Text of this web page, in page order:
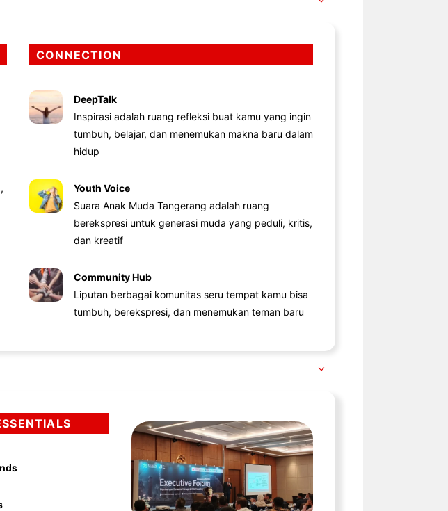
CONNECTION
DeepTalk
Inspirasi adalah ruang refleksi buat kamu yang ingin
tumbuh, belajar, dan menemukan makna baru dalam
hidup
Youth Voice
Suara Anak Muda Tangerang adalah ruang
berekspresi untuk generasi muda yang peduli, kritis,
dan kreatif
Community Hub
Liputan berbagai komunitas seru tempat kamu bisa
tumbuh, berekspresi, dan menemukan teman baru